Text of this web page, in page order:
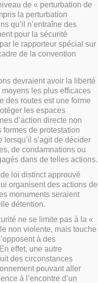
de « perturbation de
la perturbation
qu’il n’entraîne des
pour la sécurité
le rapporteur spécial sur
de la convention
devraient avoir la liberté
les plus efficaces
des routes est une forme
les espaces
d’action directe non
de protestation
s’agit de décider
de condamnations ou
dans de telles actions.
de loi distinct approuvé
organisent des actions de
monuments seraient
détention.
ne se limite pas à la «
non violente, mais touche
à des
effet, une autre
des circonstances
pouvant aller
à l’encontre d’un